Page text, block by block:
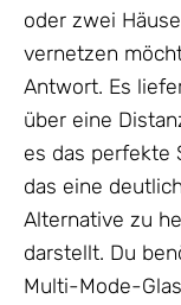
oder zwei
vernetzen
Antwort. Es
über eine
es das perfekte
das eine
Alternative zu
darstellt. Du
Multi-Mode-